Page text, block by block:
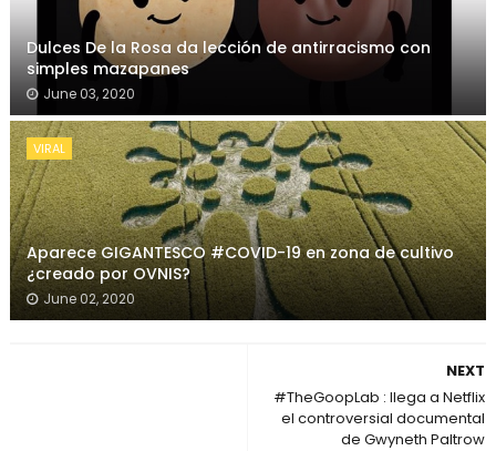
Dulces De la Rosa da lección de antirracismo con
simples mazapanes
June 03, 2020
VIRAL
Aparece GIGANTESCO #COVID-19 en zona de cultivo
¿creado por OVNIS?
June 02, 2020
NEXT
#TheGoopLab : llega a Netflix
el controversial documental
de Gwyneth Paltrow